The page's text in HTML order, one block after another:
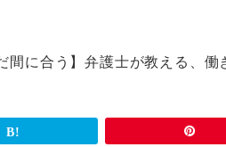
に合う】弁護士が教える、働